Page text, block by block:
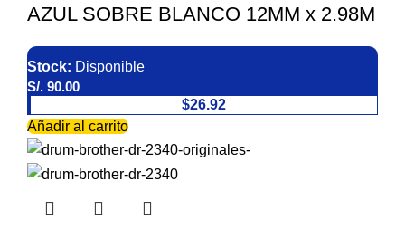
AZUL SOBRE BLANCO 12MM x 2.98M
Stock: Disponible
S/. 90.00
$26.92
Añadir al carrito